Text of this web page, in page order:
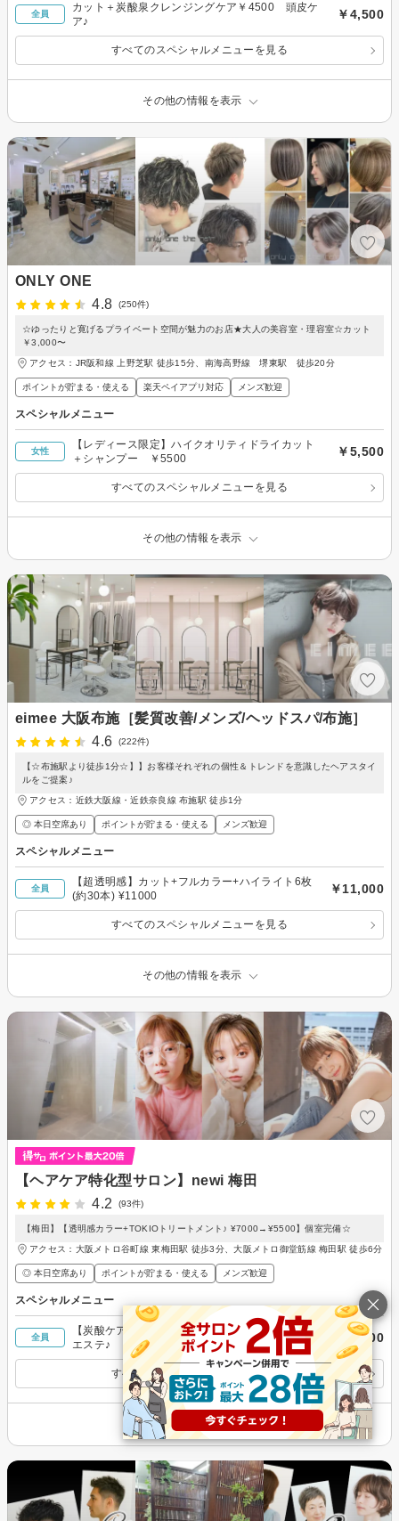
全員
カット＋炭酸泉クレンジングケア￥4500 頭皮ケ
ア♪
￥4,500
すべてのスペシャルメニューを見る
その他の情報を表示
ONLY ONE
4.8
(250件)
☆ゆったりと寛げるプライベート空間が魅力のお店★大人の美容室・理容室☆カット
￥3,000〜
アクセス：JR阪和線 上野芝駅 徒歩15分、南海高野線 堺東駅 徒歩20分
ポイントが貯まる・使える 楽天ペイアプリ対応 メンズ歓迎
スペシャルメニュー
女性
【レディース限定】ハイクオリティドライカット
＋シャンプー ￥5500
￥5,500
すべてのスペシャルメニューを見る
その他の情報を表示
eimee 大阪布施［髪質改善/メンズ/ヘッドスパ/布施］
4.6
(222件)
【☆布施駅より徒歩1分☆】】お客様それぞれの個性＆トレンドを意識したヘアスタイ
ルをご提案♪
アクセス：近鉄大阪線・近鉄奈良線 布施駅 徒歩1分
◎ 本日空席あり ポイントが貯まる・使える メンズ歓迎
スペシャルメニュー
全員
【超透明感】カット+フルカラー+ハイライト6枚
(約30本) ¥11000
￥11,000
すべてのスペシャルメニューを見る
その他の情報を表示
【ヘアケア特化型サロン】newi 梅田
4.2
(93件)
【梅田】【透明感カラー+TOKIOトリートメント♪ ¥7000→¥5500】個室完備☆
アクセス：大阪メトロ谷町線 東梅田駅 徒歩3分、大阪メトロ御堂筋線 梅田駅 徒歩6分
◎ 本日空席あり ポイントが貯まる・使える メンズ歓迎
スペシャルメニュー
全員
【炭酸ケア☆】カット＋Ωトリートメント＋炭酸
エステ♪
￥4,500
すべてのスペシャルメニューを見る
その他の情報を表示